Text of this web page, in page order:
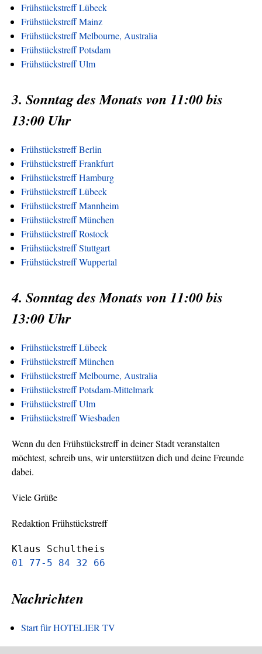
Frühstückstreff Lübeck
Frühstückstreff Mainz
Frühstückstreff Melbourne, Australia
Frühstückstreff Potsdam
Frühstückstreff Ulm
3. Sonntag des Monats von 11:00 bis
13:00 Uhr
Frühstückstreff Berlin
Frühstückstreff Frankfurt
Frühstückstreff Hamburg
Frühstückstreff Lübeck
Frühstückstreff Mannheim
Frühstückstreff München
Frühstückstreff Rostock
Frühstückstreff Stuttgart
Frühstückstreff Wuppertal
4. Sonntag des Monats von 11:00 bis
13:00 Uhr
Frühstückstreff Lübeck
Frühstückstreff München
Frühstückstreff Melbourne, Australia
Frühstückstreff Potsdam-Mittelmark
Frühstückstreff Ulm
Frühstückstreff Wiesbaden
Wenn du den Frühstückstreff in deiner Stadt veranstalten
möchtest, schreib uns, wir unterstützen dich und deine Freunde
dabei.
Viele Grüße
Redaktion Frühstückstreff
Klaus Schultheis
01 77-5 84 32 66
Nachrichten
Start für HOTELIER TV